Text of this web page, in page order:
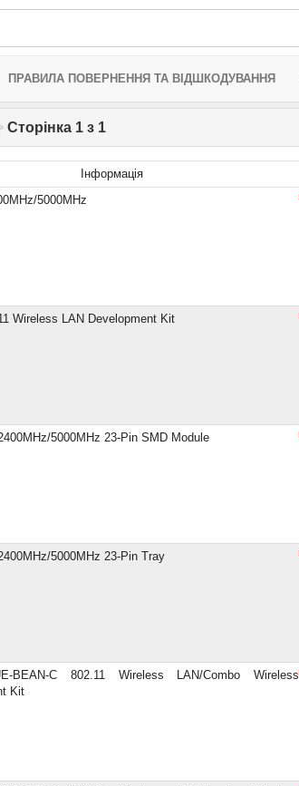
ПРАВИЛА ПОВЕРНЕННЯ ТА ВІДШКОДУВАННЯ
Сторінка 1 з 1
Інформація
5000MHz
Wireless LAN Development Kit
5000MHz 23-Pin SMD Module
5000MHz 23-Pin Tray
BEAN-C 802.11 Wireless LAN/Combo Wireless
Kit